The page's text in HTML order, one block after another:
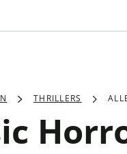
THRILLERS